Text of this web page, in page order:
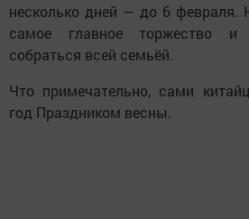
несколько дней — до 6
самое главное торжество и
собраться всей семьёй.
Что примечательно, сами
год Праздником весны.